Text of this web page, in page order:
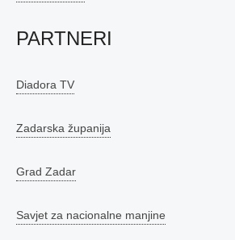
PARTNERI
Diadora TV
Zadarska županija
Grad Zadar
Savjet za nacionalne manjine